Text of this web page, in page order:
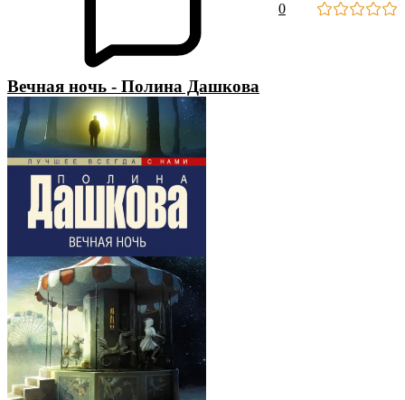
0
Вечная ночь - Полина Дашкова